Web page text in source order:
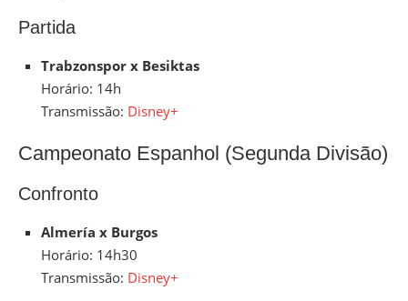
Partida
Trabzonspor x Besiktas
Horário: 14h
Transmissão: Disney+
Campeonato Espanhol (Segunda Divisão)
Confronto
Almería x Burgos
Horário: 14h30
Transmissão: Disney+